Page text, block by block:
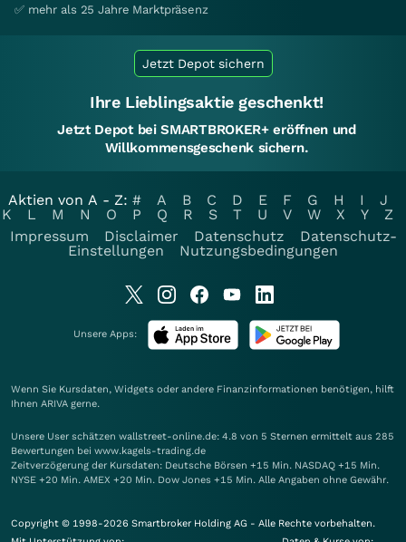
✅ mehr als 25 Jahre Marktpräsenz
Jetzt Depot sichern
Ihre Lieblingsaktie geschenkt!
Jetzt Depot bei SMARTBROKER+ eröffnen und
Willkommensgeschenk sichern.
Aktien von A - Z: # A B C D E F G H I
J
K
L M N O P Q R S T U V W X Y
Z
Impressum
Disclaimer Datenschutz
Datenschutz-
Einstellungen
Nutzungsbedingungen
Unsere Apps:
Wenn Sie Kursdaten, Widgets oder andere Finanzinformationen benötigen, hilft
Ihnen ARIVA gerne.
Unsere User schätzen wallstreet-online.de: 4.8 von 5 Sternen ermittelt aus 285
Bewertungen bei www.kagels-trading.de
Zeitverzögerung der Kursdaten: Deutsche Börsen +15 Min. NASDAQ +15 Min.
NYSE +20 Min. AMEX +20 Min. Dow Jones +15 Min. Alle Angaben ohne Gewähr.
Copyright © 1998-2026 Smartbroker Holding AG - Alle Rechte vorbehalten.